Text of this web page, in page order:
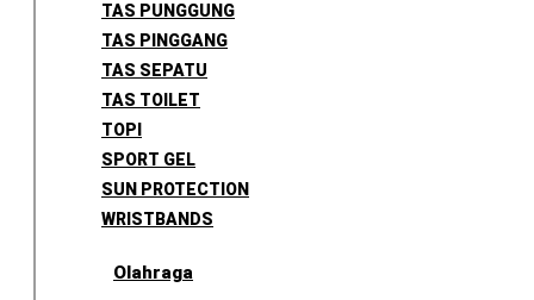
TAS PUNGGUNG
TAS PINGGANG
TAS SEPATU
TAS TOILET
TOPI
SPORT GEL
SUN PROTECTION
WRISTBANDS
Olahraga